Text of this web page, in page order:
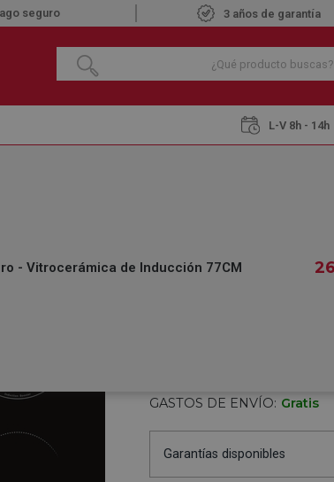
seguro 3 años de garantía
L-V 8h - 14h
- Vitrocerámica de Inducción 77CM
GASTOS DE ENVÍO: Gratis
Garantías disponibles